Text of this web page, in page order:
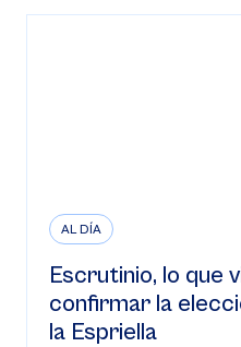
AL DÍA
Escrutinio, lo que
confirmar la
la Espriella